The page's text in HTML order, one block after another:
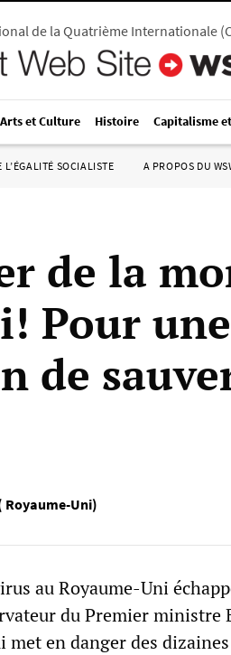
de la Quatrième Internationale(
Arts et Culture Histoire Capitalisme
L’ÉGALITÉ SOCIALISTE A PROPOS DU
de la
Pour
de
Uni)
au Royaume-Uni
du Premier ministre
en danger des